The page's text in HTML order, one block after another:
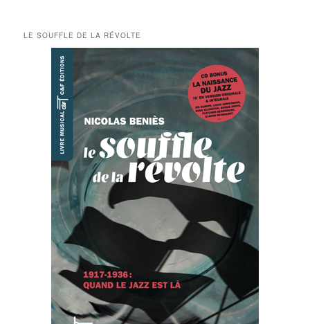
LE SOUFFLE DE LA RÉVOLTE